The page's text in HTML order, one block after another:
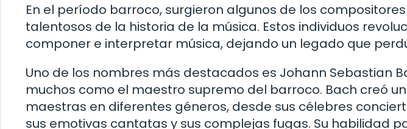
En el período barroco, surgieron algunos de los
talentosos de la historia de la música. Estos individuos
componer e interpretar música, dejando un legado que
Uno de los nombres más destacados es Johann Sebastian
muchos como el maestro supremo del barroco. Bach creó
maestras en diferentes géneros, desde sus célebres
sus emotivas cantatas y sus complejas fugas. Su habilidad